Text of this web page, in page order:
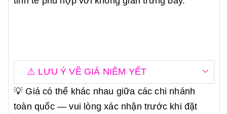
⚠️ LƯU Ý VỀ GIÁ NIÊM YẾT
💡 Giá có thể khác nhau giữa các chi nhánh
toàn quốc — vui lòng xác nhận trước khi đặt